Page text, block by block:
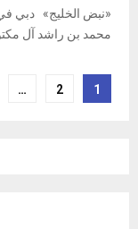
محمد بن راشد آل
Posts
1
2
…